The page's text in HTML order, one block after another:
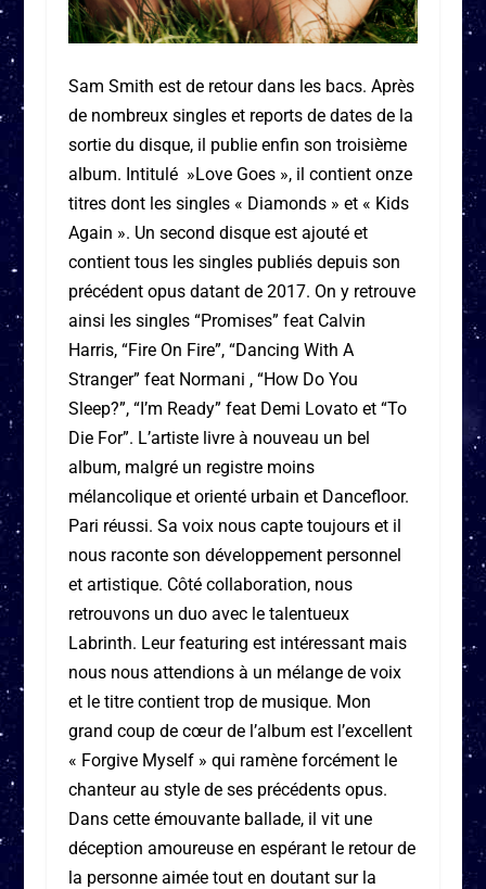
Sam Smith est de retour dans les bacs. Après
de nombreux singles et reports de dates de la
sortie du disque, il publie enfin son troisième
album. Intitulé »Love Goes », il contient onze
titres dont les singles « Diamonds » et « Kids
Again ». Un second disque est ajouté et
contient tous les singles publiés depuis son
précédent opus datant de 2017. On y retrouve
ainsi les singles “Promises” feat Calvin
Harris, “Fire On Fire”, “Dancing With A
Stranger” feat Normani , “How Do You
Sleep?”, “I’m Ready” feat Demi Lovato et “To
Die For”. L’artiste livre à nouveau un bel
album, malgré un registre moins
mélancolique et orienté urbain et Dancefloor.
Pari réussi. Sa voix nous capte toujours et il
nous raconte son développement personnel
et artistique. Côté collaboration, nous
retrouvons un duo avec le talentueux
Labrinth. Leur featuring est intéressant mais
nous nous attendions à un mélange de voix
et le titre contient trop de musique. Mon
grand coup de cœur de l’album est l’excellent
« Forgive Myself » qui ramène forcément le
chanteur au style de ses précédents opus.
Dans cette émouvante ballade, il vit une
déception amoureuse en espérant le retour de
la personne aimée tout en doutant sur la